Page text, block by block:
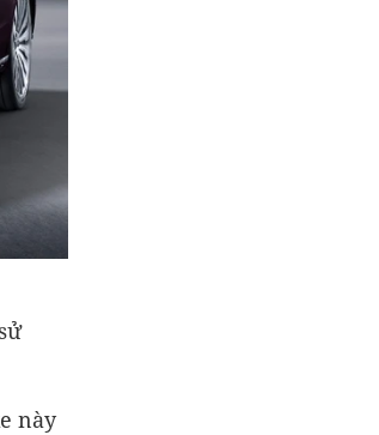
này